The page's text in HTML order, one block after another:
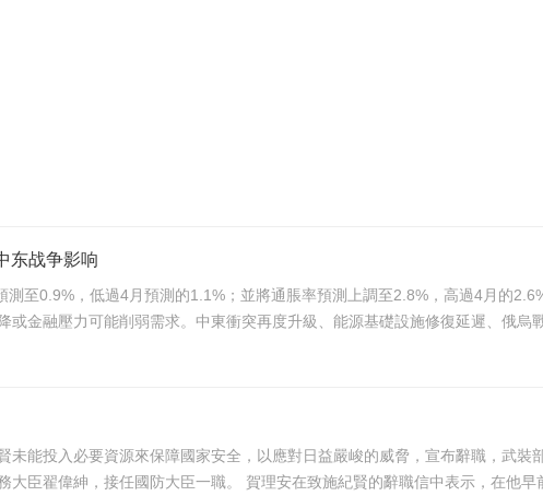
东战争影响
低過4月預測的1.1%；並將通脹率預測上調至2.8%，高過4月的2.6%，主要受中東戰爭影
或金融壓力可能削弱需求。中東衝突再度升級、能源基礎設施修復延遲、俄烏
投入必要資源來保障國家安全，以應對日益嚴峻的威脅，宣布辭職，武裝部隊大臣
理安辭職表示遺憾，並任命負責安全事務的內政部國務大臣翟偉紳，接任國防大臣一職。 賀理安在致施